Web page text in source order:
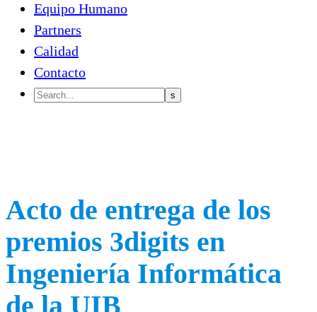
Equipo Humano
Partners
Calidad
Contacto
Acto de entrega de los
premios 3digits en
Ingeniería Informática
de la UIB